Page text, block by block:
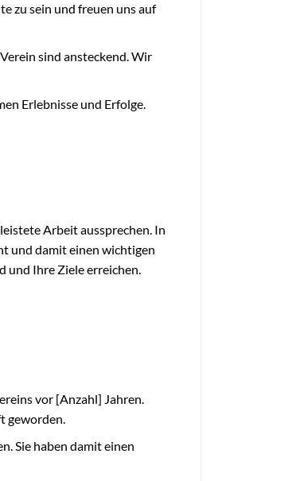
zu sein und freuen uns auf
sind ansteckend. Wir
Erlebnisse und Erfolge.
Arbeit aussprechen. In
und damit einen wichtigen
und Ihre Ziele erreichen.
vor [Anzahl] Jahren.
geworden.
Sie haben damit einen